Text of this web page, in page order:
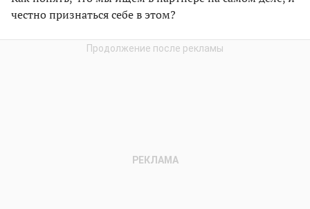
честно признаться себе в этом?